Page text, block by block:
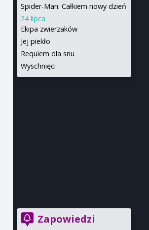
Spider-Man: Całkiem nowy dzień
24 lipca
Ekipa zwierzaków
Jej piekło
Requiem dla snu
Wyschnięci
Zapowiedzi